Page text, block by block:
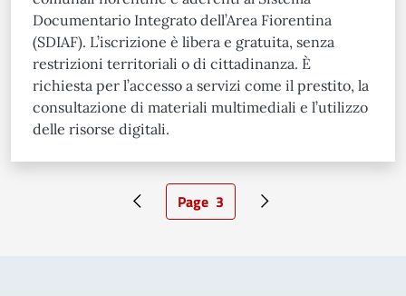
Documentario Integrato dell’Area Fiorentina
(SDIAF). L’iscrizione è libera e gratuita, senza
restrizioni territoriali o di cittadinanza. È
richiesta per l’accesso a servizi come il prestito, la
consultazione di materiali multimediali e l’utilizzo
delle risorse digitali.
Pagina precedente
Pagina attuale
Page 3 Pagina successiva